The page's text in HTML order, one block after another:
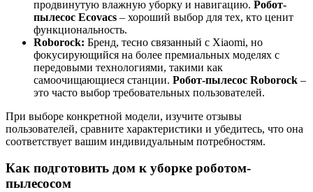
продвинутую влажную уборку и навигацию. Робот-
пылесос Ecovacs – хороший выбор для тех, кто ценит
функциональность.
Roborock: Бренд, тесно связанный с Xiaomi, но
фокусирующийся на более премиальных моделях с
передовыми технологиями, такими как
самоочищающиеся станции. Робот-пылесос Roborock –
это часто выбор требовательных пользователей.
При выборе конкретной модели, изучите отзывы
пользователей, сравните характеристики и убедитесь, что она
соответствует вашим индивидуальным потребностям.
Как подготовить дом к уборке роботом-
пылесосом